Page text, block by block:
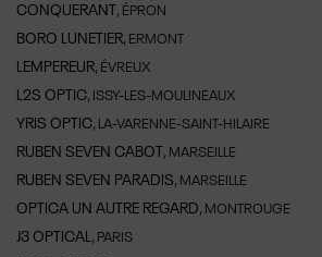
CONQUERANT , ÉPRON
BORO LUNETIER, ERMONT
LEMPEREUR, ÉVREUX
L2S OPTIC, ISSY-LES-MOULINEAUX
YRIS OPTIC, LA-VARENNE-SAINT-HILAIRE
RUBEN SEVEN CABOT , MARSEILLE
RUBEN SEVEN PARADIS, MARSEILLE
OPTICA UN AUTRE REGARD, MONTROUGE
J3 OPTICAL, PARIS